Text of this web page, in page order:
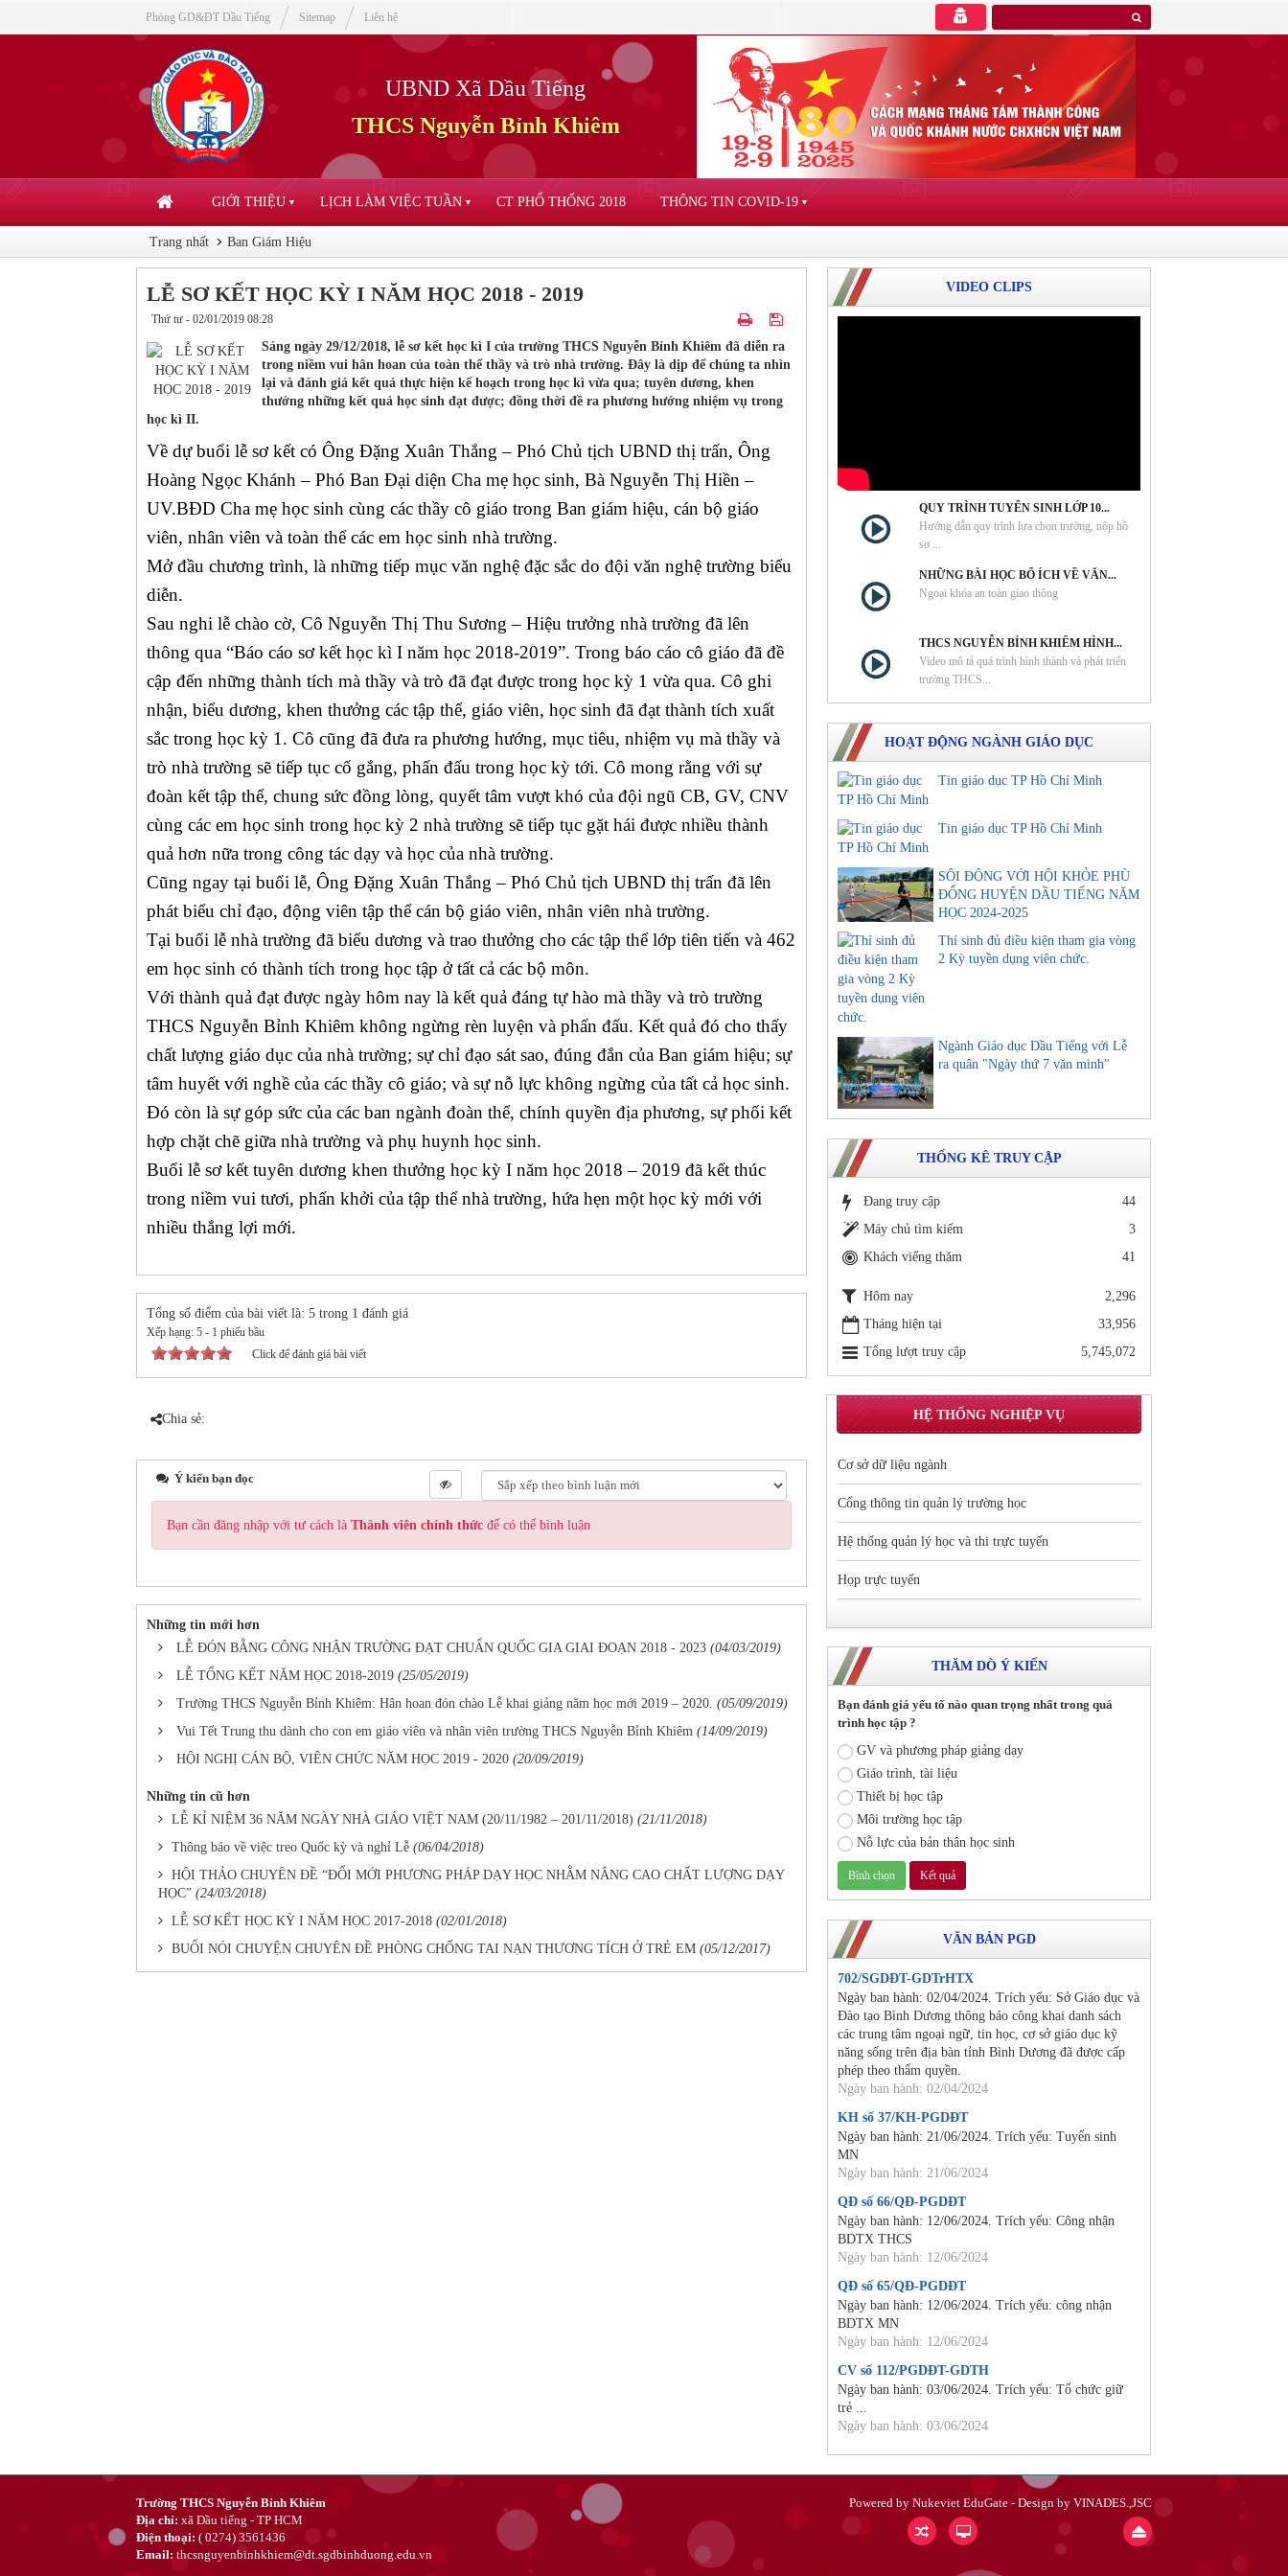
UBND Xã Dầu Tiếng
THCS Nguyễn Bỉnh Khiêm
GIỚI THIỆU ▼ LỊCH LÀM VIỆC TUẦN ▼ CT PHỔ THỐNG 2018 THÔNG TIN COVID-19 ▼
Phòng GD&ĐT Dầu Tiếng Sitemap Liên hệ
Trang nhất Ban Giám Hiệu
LỄ SƠ KẾT HỌC KỲ I NĂM HỌC 2018 - 2019
Thứ tư - 02/01/2019 08:28
Sáng ngày 29/12/2018, lễ sơ kết học kì I của trường THCS Nguyễn Bỉnh Khiêm đã diễn ra
trong niềm vui hân hoan của toàn thể thầy và trò nhà trường. Đây là dịp để chúng ta nhìn
lại và đánh giá kết quả thực hiện kế hoạch trong học kì vừa qua; tuyên dương, khen
thưởng những kết quả học sinh đạt được; đồng thời đề ra phương hướng nhiệm vụ trong
học kì II.
Về dự buổi lễ sơ kết có Ông Đặng Xuân Thắng – Phó Chủ tịch UBND thị trấn, Ông
Hoàng Ngọc Khánh – Phó Ban Đại diện Cha mẹ học sinh, Bà Nguyễn Thị Hiền –
UV.BĐD Cha mẹ học sinh cùng các thầy cô giáo trong Ban giám hiệu, cán bộ giáo
viên, nhân viên và toàn thể các em học sinh nhà trường.
Mở đầu chương trình, là những tiếp mục văn nghệ đặc sắc do đội văn nghệ trường biểu
diễn.
Sau nghi lễ chào cờ, Cô Nguyễn Thị Thu Sương – Hiệu trưởng nhà trường đã lên
thông qua “Báo cáo sơ kết học kì I năm học 2018-2019”. Trong báo cáo cô giáo đã đề
cập đến những thành tích mà thầy và trò đã đạt được trong học kỳ 1 vừa qua. Cô ghi
nhận, biểu dương, khen thưởng các tập thể, giáo viên, học sinh đã đạt thành tích xuất
sắc trong học kỳ 1. Cô cũng đã đưa ra phương hướng, mục tiêu, nhiệm vụ mà thầy và
trò nhà trường sẽ tiếp tục cố gắng, phấn đấu trong học kỳ tới. Cô mong rằng với sự
đoàn kết tập thể, chung sức đồng lòng, quyết tâm vượt khó của đội ngũ CB, GV, CNV
cùng các em học sinh trong học kỳ 2 nhà trường sẽ tiếp tục gặt hái được nhiều thành
quả hơn nữa trong công tác dạy và học của nhà trường.
Cũng ngay tại buổi lễ, Ông Đặng Xuân Thắng – Phó Chủ tịch UBND thị trấn đã lên
phát biểu chỉ đạo, động viên tập thể cán bộ giáo viên, nhân viên nhà trường.
Tại buổi lễ nhà trường đã biểu dương và trao thưởng cho các tập thể lớp tiên tiến và 462
em học sinh có thành tích trong học tập ở tất cả các bộ môn.
Với thành quả đạt được ngày hôm nay là kết quả đáng tự hào mà thầy và trò trường
THCS Nguyễn Bỉnh Khiêm không ngừng rèn luyện và phấn đấu. Kết quả đó cho thấy
chất lượng giáo dục của nhà trường; sự chỉ đạo sát sao, đúng đắn của Ban giám hiệu; sự
tâm huyết với nghề của các thầy cô giáo; và sự nỗ lực không ngừng của tất cả học sinh.
Đó còn là sự góp sức của các ban ngành đoàn thể, chính quyền địa phương, sự phối kết
hợp chặt chẽ giữa nhà trường và phụ huynh học sinh.
Buổi lễ sơ kết tuyên dương khen thưởng học kỳ I năm học 2018 – 2019 đã kết thúc
trong niềm vui tươi, phấn khởi của tập thể nhà trường, hứa hẹn một học kỳ mới với
nhiều thắng lợi mới.
Tổng số điểm của bài viết là: 5 trong 1 đánh giá
Xếp hạng: 5 - 1 phiếu bầu
Click để đánh giá bài viết
Chia sẻ:
Ý kiến bạn đọc
Bạn cần đăng nhập với tư cách là Thành viên chính thức để có thể bình luận
Những tin mới hơn
LỄ ĐÓN BẰNG CÔNG NHẬN TRƯỜNG ĐẠT CHUẨN QUỐC GIA GIAI ĐOẠN 2018 - 2023 (04/03/2019)
LỄ TỔNG KẾT NĂM HỌC 2018-2019 (25/05/2019)
Trường THCS Nguyễn Bỉnh Khiêm: Hân hoan đón chào Lễ khai giảng năm học mới 2019 – 2020. (05/09/2019)
Vui Tết Trung thu dành cho con em giáo viên và nhân viên trường THCS Nguyễn Bỉnh Khiêm (14/09/2019)
HỘI NGHỊ CÁN BỘ, VIÊN CHỨC NĂM HỌC 2019 - 2020 (20/09/2019)
Những tin cũ hơn
LỄ KỈ NIỆM 36 NĂM NGÀY NHÀ GIÁO VIỆT NAM (20/11/1982 – 201/11/2018) (21/11/2018)
Thông báo về việc treo Quốc kỳ và nghỉ Lễ (06/04/2018)
HỘI THẢO CHUYÊN ĐỀ “ĐỔI MỚI PHƯƠNG PHÁP DẠY HỌC NHẰM NÂNG CAO CHẤT LƯỢNG DẠY
HỌC” (24/03/2018)
LỄ SƠ KẾT HỌC KỲ I NĂM HỌC 2017-2018 (02/01/2018)
BUỔI NÓI CHUYỆN CHUYÊN ĐỀ PHÒNG CHỐNG TAI NẠN THƯƠNG TÍCH Ở TRẺ EM (05/12/2017)
VIDEO CLIPS
QUY TRÌNH TUYỂN SINH LỚP 10...
Hướng dẫn quy trình lựa chọn trường, nộp hồ
sơ ...
NHỮNG BÀI HỌC BỔ ÍCH VỀ VĂN...
Ngoại khóa an toàn giao thông
THCS NGUYỄN BỈNH KHIÊM HÌNH...
Video mô tả quá trình hình thành và phát triển
trường THCS...
HOẠT ĐỘNG NGÀNH GIÁO DỤC
Tin giáo dục TP Hồ Chí Minh
Tin giáo dục TP Hồ Chí Minh
SÔI ĐỘNG VỚI HỘI KHỎE PHÙ
ĐỔNG HUYỆN DẦU TIẾNG NĂM
HỌC 2024-2025
Thí sinh đủ điều kiện tham gia vòng
2 Kỳ tuyền dụng viên chức.
Ngành Giáo dục Dầu Tiếng với Lễ
ra quân "Ngày thứ 7 văn minh"
THỐNG KÊ TRUY CẬP
Đang truy cập
44
Máy chủ tìm kiếm
3
Khách viếng thăm
41
Hôm nay
2,296
Tháng hiện tại
33,956
Tổng lượt truy cập
5,745,072
HỆ THỐNG NGHIỆP VỤ
Cơ sở dữ liệu ngành
Cổng thông tin quản lý trường học
Hệ thống quản lý học và thi trực tuyến
Họp trực tuyến
THĂM DÒ Ý KIẾN
Bạn đánh giá yếu tố nào quan trọng nhất trong quá
trình học tập ?
GV và phương pháp giảng dạy
Giáo trình, tài liệu
Thiết bị học tập
Môi trường học tập
Nỗ lực của bản thân học sinh
VĂN BẢN PGD
702/SGDĐT-GDTrHTX
Ngày ban hành: 02/04/2024. Trích yếu: Sở Giáo dục và
Đào tạo Bình Dương thông báo công khai danh sách
các trung tâm ngoại ngữ, tin học, cơ sở giáo dục kỹ
năng sống trên địa bàn tỉnh Bình Dương đã được cấp
phép theo thẩm quyền.
Ngày ban hành: 02/04/2024
KH số 37/KH-PGDĐT
Ngày ban hành: 21/06/2024. Trích yếu: Tuyển sinh
MN
Ngày ban hành: 21/06/2024
QĐ số 66/QĐ-PGDĐT
Ngày ban hành: 12/06/2024. Trích yếu: Công nhận
BDTX THCS
Ngày ban hành: 12/06/2024
QĐ số 65/QĐ-PGDĐT
Ngày ban hành: 12/06/2024. Trích yếu: công nhận
BDTX MN
Ngày ban hành: 12/06/2024
CV số 112/PGDĐT-GDTH
Ngày ban hành: 03/06/2024. Trích yếu: Tổ chức giữ
trẻ ...
Ngày ban hành: 03/06/2024
Trường THCS Nguyễn Bỉnh Khiêm
Địa chỉ: xã Dầu tiếng - TP HCM
Điện thoại: ( 0274) 3561436
Email: thcsnguyenbinhkhiem@dt.sgdbinhduong.edu.vn
Powered by Nukeviet EduGate - Design by VINADES.,JSC